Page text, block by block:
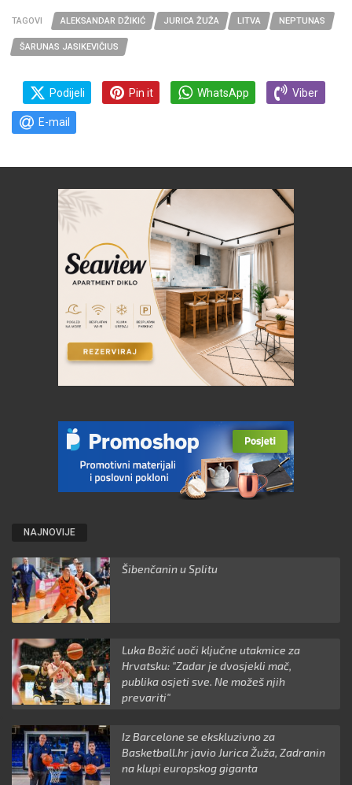
TAGOVI ALEKSANDAR DŽIKIĆ JURICA ŽUŽA LITVA NEPTUNAS
ŠARUNAS JASIKEVIČIUS
Podijeli Pin it WhatsApp Viber
E-mail
NAJNOVIJE
Šibenčanin u Splitu
Luka Božić uoči ključne utakmice za
Hrvatsku: "Zadar je dvosjekli mač,
publika osjeti sve. Ne možeš njih
prevariti"
Iz Barcelone se ekskluzivno za
Basketball.hr javio Jurica Žuža, Zadranin
na klupi europskog giganta